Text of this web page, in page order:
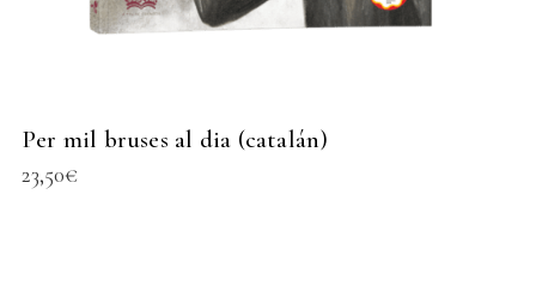
Per mil bruses al dia (catalán)
23,50€